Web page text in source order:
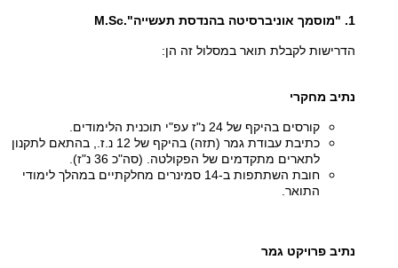
1. "מוסמך אוניברסיטה בהנדסת תעשייה". M.Sc
הדרישות לקבלת תואר במסלול זה הן:
נתיב מחקרי
קורסים בהיקף של 24 נ"ז עפ"י תוכנית הלימודים.
כתיבת עבודת גמר (תזה) בהיקף של 12 נ.ז., בהתאם לתקנון
לתארים מתקדמים של הפקולטה. (סה"כ 36 נ"ז).
חובת השתתפות ב-14 סמינרים מחלקתיים במהלך לימודי
התואר.
נתיב פרויקט גמר